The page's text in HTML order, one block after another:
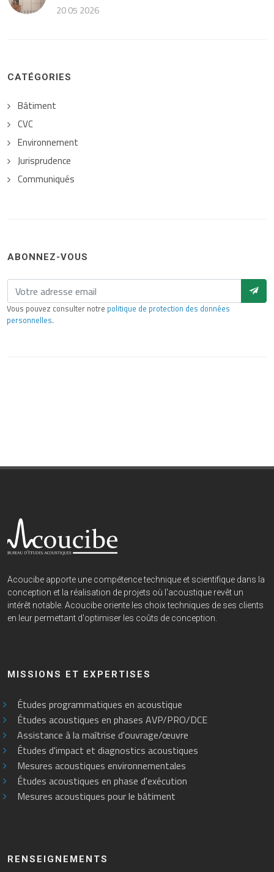
20 05 2026
CATÉGORIES
Bâtiment
CVC
Environnement
Jurisprudence
Communiqués
ABONNEZ-VOUS
Vous pouvez consulter notre politique de protection des données
personnelles.
Acoucibe apporte une compétence technique et scientifique dans la
conception et la réalisation de projets où l'acoustique revêt un
intérêt notable. Acoucibe oriente les choix techniques de ses clients
en leur permettant d'optimiser les coûts de conception.
MISSIONS ET EXPERTISES
Études programmatiques en acoustique
Études acoustiques en phases AVP/PRO/DCE
Assistance à la maîtrise d'ouvrage/œuvre
Études d'impact et diagnostics acoustiques
Mesures acoustiques environnementales
Études acoustiques en phase d'exécution
Mesures acoustiques pour le bâtiment
RENSEIGNEMENTS